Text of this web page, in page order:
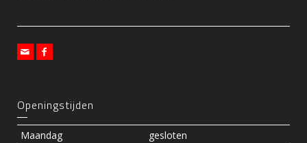
Openingstijden
Maandag
gesloten